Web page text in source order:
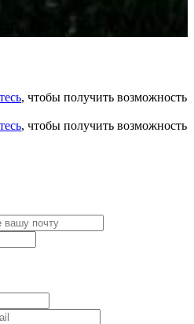
, чтобы получить возможность
, чтобы получить возможность